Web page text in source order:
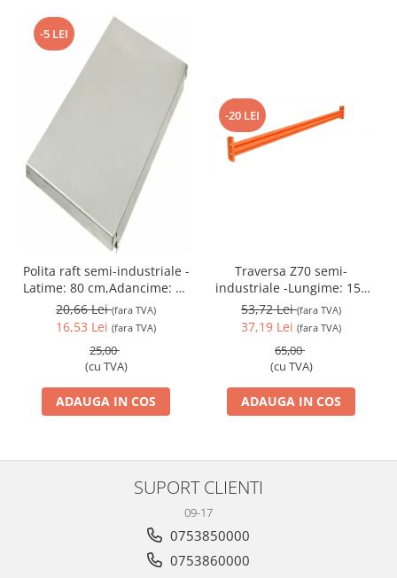
-5 LEI
Polita raft semi-industriale -
Latime: 80 cm,Adancime: 30
cm
20,66 Lei(fara TVA)
16,53 Lei (fara TVA)
25,00
(cu TVA)
ADAUGA IN COS
-20 LEI
Traversa Z70 semi-
industriale -Lungime: 150
cm
53,72 Lei(fara TVA)
37,19 Lei (fara TVA)
65,00
(cu TVA)
ADAUGA IN COS
SUPORT CLIENTI
09-17
0753850000
0753860000